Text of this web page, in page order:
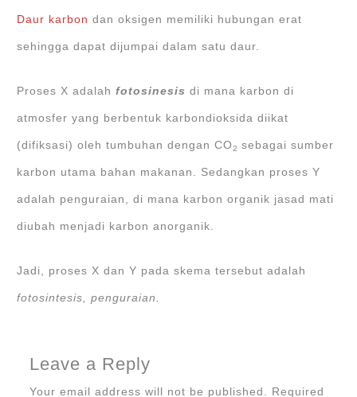
Daur karbon dan oksigen memiliki hubungan erat
sehingga dapat dijumpai dalam satu daur.
Proses X adalahfotosinesis di mana karbon di
atmosfer yang berbentuk karbondioksida diikat
(difiksasi) oleh tumbuhan dengan CO2sebagai sumber
karbon utama bahan makanan. Sedangkan proses Y
adalah penguraian, di mana karbon organik jasad mati
diubah menjadi karbon anorganik.
Jadi, proses X dan Y pada skema tersebut adalah
fotosintesis, penguraian.
Leave a Reply
Your email address will not be published. Required